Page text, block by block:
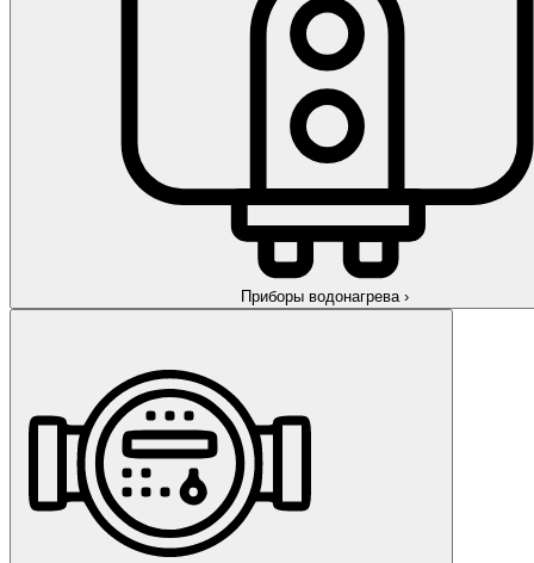
Приборы водонагрева ›